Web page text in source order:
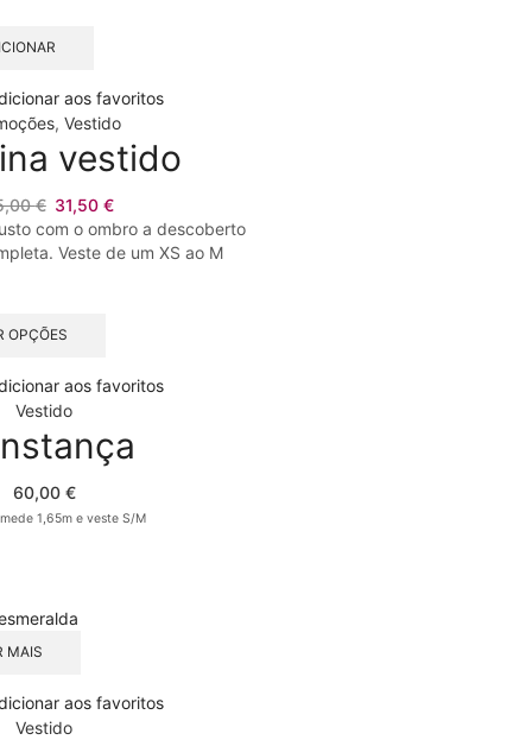
aos favoritos
, Vestido
vestido
€ O
preço
original
31,50 €O
preço
atual
com o ombro a descoberto
Veste de um XS ao M
OPÇÕES
multiple
The
options
be
aos favoritos
Vestido
60,00 €
1,65m e veste S/M
MAIS
aos favoritos
Vestido